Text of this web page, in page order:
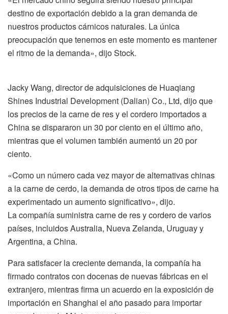
destino de exportación debido a la gran demanda de
nuestros productos cárnicos naturales. La única
preocupación que tenemos en este momento es mantener
el ritmo de la demanda», dijo Stock.
Jacky Wang, director de adquisiciones de Huaqiang
Shines Industrial Development (Dalian) Co., Ltd, dijo que
los precios de la carne de res y el cordero importados a
China se dispararon un 30 por ciento en el último año,
mientras que el volumen también aumentó un 20 por
ciento.
«Como un número cada vez mayor de alternativas chinas
a la carne de cerdo, la demanda de otros tipos de carne ha
experimentado un aumento significativo», dijo.
La compañía suministra carne de res y cordero de varios
países, incluidos Australia, Nueva Zelanda, Uruguay y
Argentina, a China.
Para satisfacer la creciente demanda, la compañía ha
firmado contratos con docenas de nuevas fábricas en el
extranjero, mientras firma un acuerdo en la exposición de
importación en Shanghai el año pasado para importar